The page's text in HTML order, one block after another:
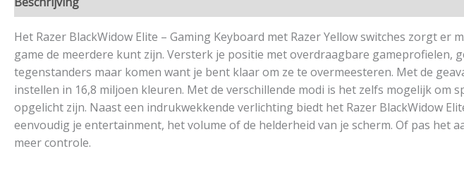
Het Razer BlackWidow Elite – Gaming Keyboard met Razer Yellow switches zorgt
game de meerdere kunt zijn. Versterk je positie met overdraagbare
tegenstanders maar komen want je bent klaar om ze te overmeesteren. Met de
instellen in 16,8 miljoen kleuren. Met de verschillende modi is het zelfs mogelijk
opgelicht zijn. Naast een indrukwekkende verlichting biedt het Razer BlackWidow
eenvoudig je entertainment, het volume of de helderheid van je scherm. Of pas het
meer controle.